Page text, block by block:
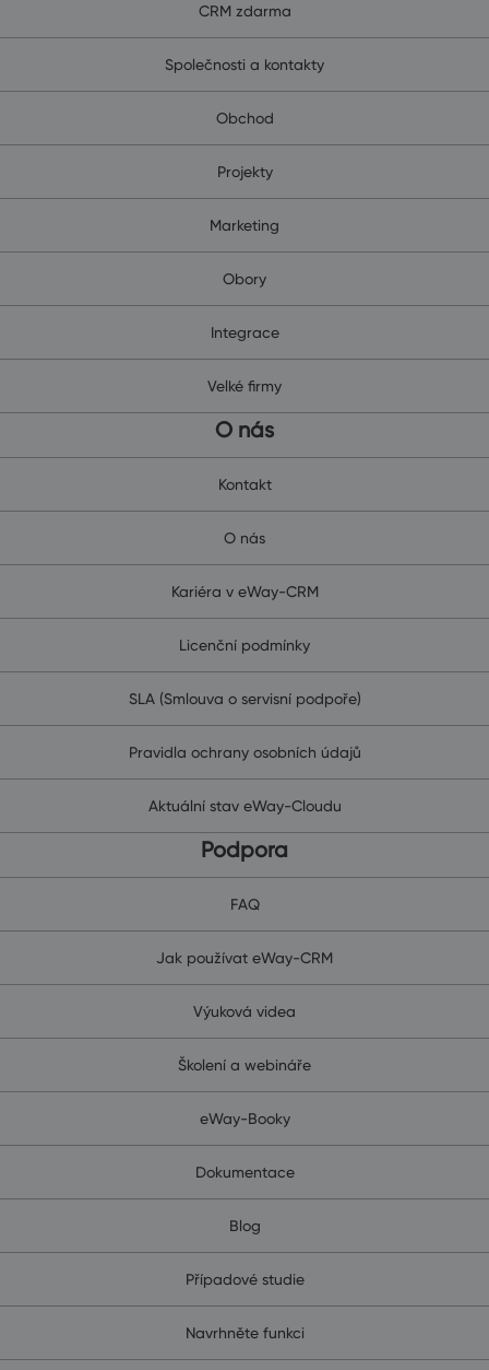
CRM zdarma
Společnosti a kontakty
Obchod
Projekty
Marketing
Obory
Integrace
Velké firmy
O nás
Kontakt
O nás
Kariéra v eWay-CRM
Licenční podmínky
SLA (Smlouva o servisní podpoře)
Pravidla ochrany osobních údajů
Aktuální stav eWay-Cloudu
Podpora
FAQ
Jak používat eWay-CRM
Výuková videa
Školení a webináře
eWay-Booky
Dokumentace
Blog
Případové studie
Navrhněte funkci